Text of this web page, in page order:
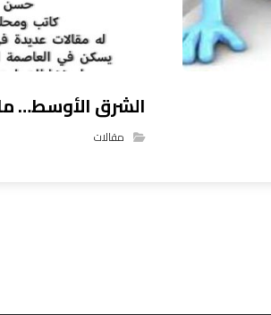
الشرق الأوسط…
مقالات